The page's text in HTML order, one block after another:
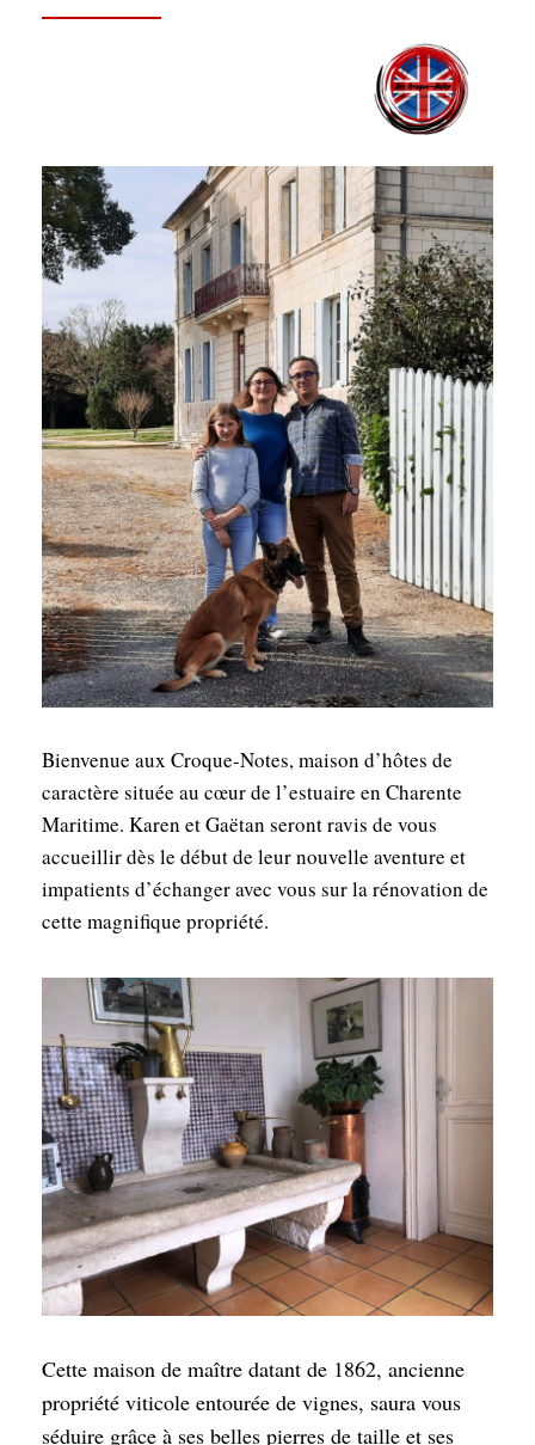
Bienvenue aux Croque-Notes, maison d’hôtes de
caractère située au cœur de l’estuaire en Charente
Maritime. Karen et Gaëtan seront ravis de vous
accueillir dès le début de leur nouvelle aventure et
impatients d’échanger avec vous sur la rénovation de
cette magnifique propriété.
Cette maison de maître datant de 1862, ancienne
propriété viticole entourée de vignes, saura vous
séduire grâce à ses belles pierres de taille et ses